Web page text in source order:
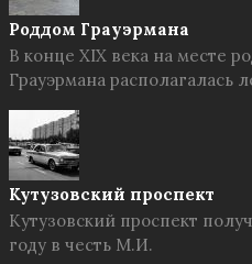
Роддом Грауэрмана
В конце XIX века на месте
Грауэрмана располагалась
Кутузовский проспект
Кутузовский проспект
году в честь М.И.